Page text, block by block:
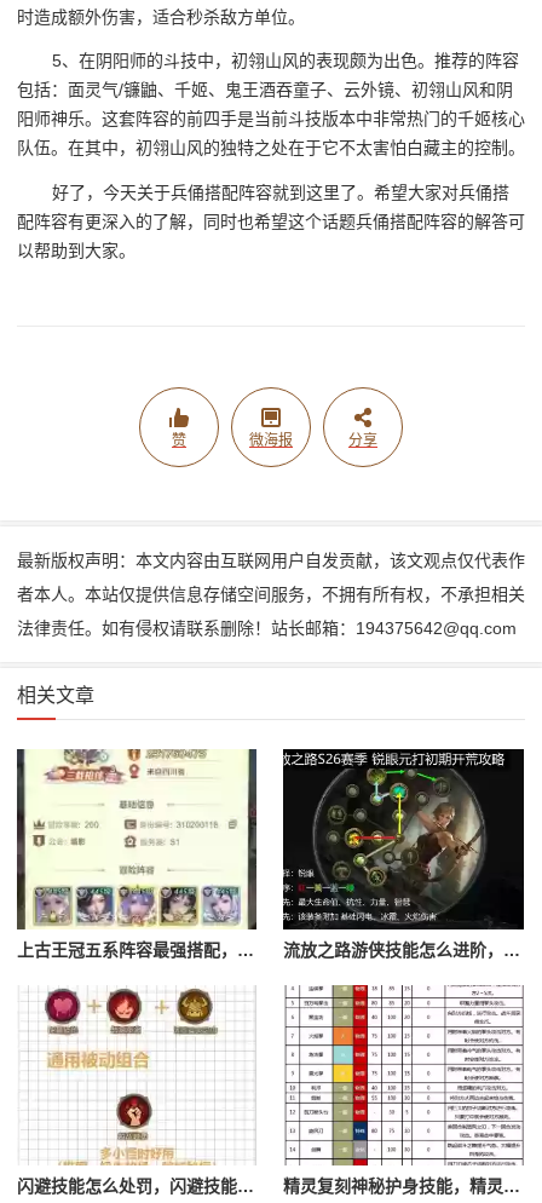
时造成额外伤害，适合秒杀敌方单位。
5、在阴阳师的斗技中，初翎山风的表现颇为出色。推荐的阵容
包括：面灵气/镰鼬、千姬、鬼王酒吞童子、云外镜、初翎山风和阴
阳师神乐。这套阵容的前四手是当前斗技版本中非常热门的千姬核心
队伍。在其中，初翎山风的独特之处在于它不太害怕白藏主的控制。
好了，今天关于兵俑搭配阵容就到这里了。希望大家对兵俑搭
配阵容有更深入的了解，同时也希望这个话题兵俑搭配阵容的解答可
以帮助到大家。
赞 微海报 分享
最新版权声明：本文内容由互联网用户自发贡献，该文观点仅代表作
者本人。本站仅提供信息存储空间服务，不拥有所有权，不承担相关
法律责任。如有侵权请联系删除！站长邮箱：194375642@qq.com
相关文章
上古王冠五系阵容最强搭配，上古王冠五星排行 流放之路游侠技能怎么进阶，流放之路游侠技能怎么进阶的
闪避技能怎么处罚，闪避技能怎么处罚队友 精灵复刻神秘护身技能，精灵复刻攻略